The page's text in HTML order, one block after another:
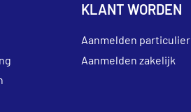
KLANT WORDEN
Aanmelden particulier
Aanmelden zakelijk